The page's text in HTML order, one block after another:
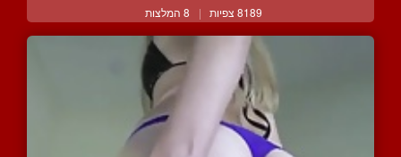
8189 צפיות | 8 המלצות